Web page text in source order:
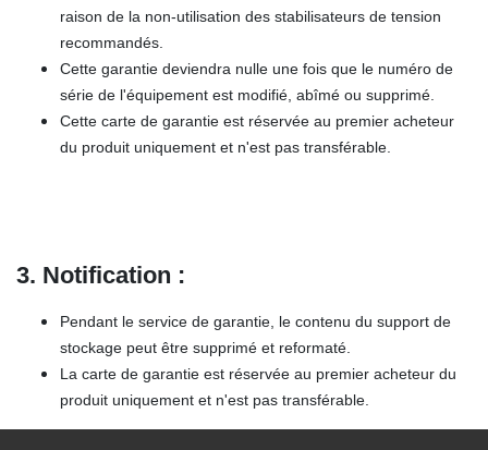
raison de la non-utilisation des stabilisateurs de tension
recommandés.
Cette garantie deviendra nulle une fois que le numéro de
série de l'équipement est modifié, abîmé ou supprimé.
Cette carte de garantie est réservée au premier acheteur
du produit uniquement et n'est pas transférable.
3. Notification :
Pendant le service de garantie, le contenu du support de
stockage peut être supprimé et reformaté.
La carte de garantie est réservée au premier acheteur du
produit uniquement et n'est pas transférable.